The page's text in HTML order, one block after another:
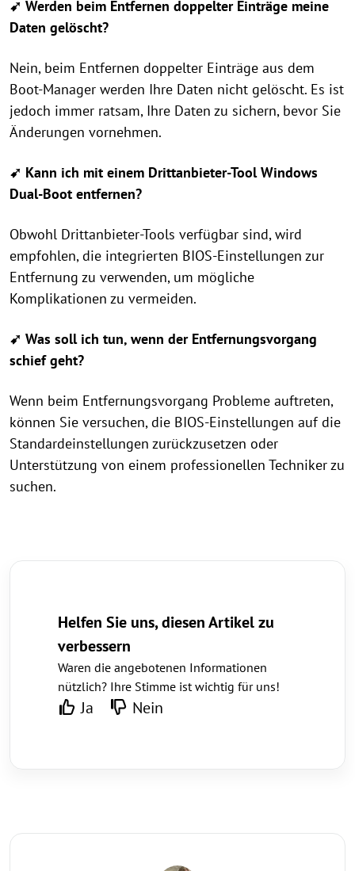
➹ Werden beim Entfernen doppelter Einträge meine
Daten gelöscht?
Nein, beim Entfernen doppelter Einträge aus dem
Boot-Manager werden Ihre Daten nicht gelöscht. Es ist
jedoch immer ratsam, Ihre Daten zu sichern, bevor Sie
Änderungen vornehmen.
➹ Kann ich mit einem Drittanbieter-Tool Windows
Dual-Boot entfernen?
Obwohl Drittanbieter-Tools verfügbar sind, wird
empfohlen, die integrierten BIOS-Einstellungen zur
Entfernung zu verwenden, um mögliche
Komplikationen zu vermeiden.
➹ Was soll ich tun, wenn der Entfernungsvorgang
schief geht?
Wenn beim Entfernungsvorgang Probleme auftreten,
können Sie versuchen, die BIOS-Einstellungen auf die
Standardeinstellungen zurückzusetzen oder
Unterstützung von einem professionellen Techniker zu
suchen.
Helfen Sie uns, diesen Artikel zu
verbessern
Waren die angebotenen Informationen
nützlich? Ihre Stimme ist wichtig für uns!
Ja Nein